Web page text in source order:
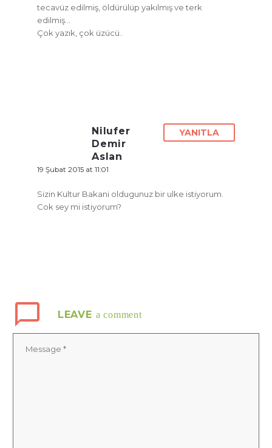
tecavüz edilmiş, öldürülüp yakılmış ve terk
edilmiş…
Çok yazık, çok üzücü..
Nilufer
Demir
Aslan
19 Şubat 2015 at 11:01
YANITLA
Sizin Kultur Bakani oldugunuz bir ulke istiyorum.
Cok sey mi istiyorum?
LEAVE a comment